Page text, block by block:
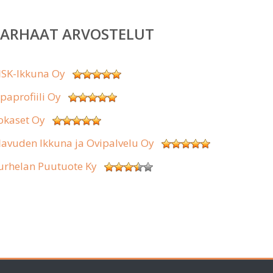
ARVOSTELUT
Ikkuna Oy
Oy
Oy
Ikkuna ja Ovipalvelu Oy
Puutuote Ky